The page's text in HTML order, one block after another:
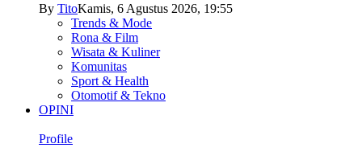
By TitoKamis, 6 Agustus 2026, 19:55
Trends & Mode
Rona & Film
Wisata & Kuliner
Komunitas
Sport & Health
Otomotif & Tekno
OPINI
Profile